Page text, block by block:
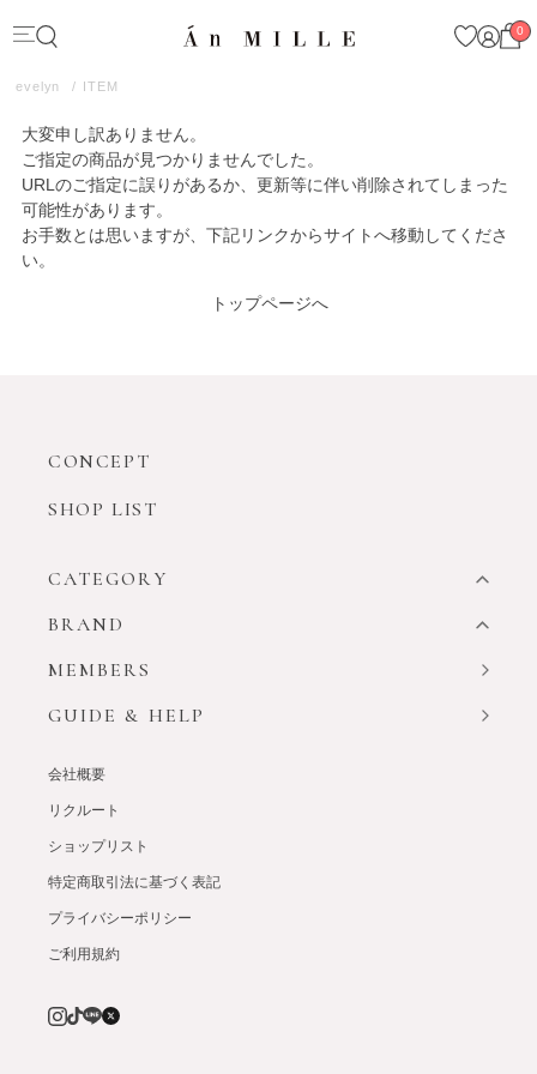
0
evelyn ITEM
大変申し訳ありません。
ご指定の商品が見つかりませんでした。
URLのご指定に誤りがあるか、更新等に伴い削除されてしまった
可能性があります。
お手数とは思いますが、下記リンクからサイトへ移動してくださ
い。
トップページへ
CONCEPT
SHOP LIST
CATEGORY
BRAND
MEMBERS
GUIDE & HELP
会社概要
リクルート
ショップリスト
特定商取引法に基づく表記
プライバシーポリシー
ご利用規約